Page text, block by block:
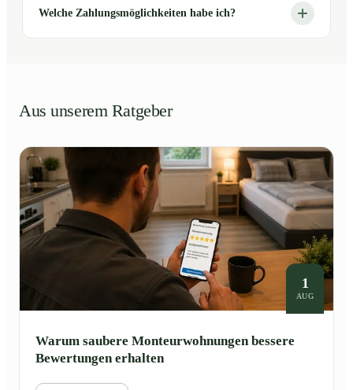
Welche Zahlungsmöglichkeiten habe ich?
Aus unserem Ratgeber
1
AUG
Warum saubere Monteurwohnungen bessere
Bewertungen erhalten